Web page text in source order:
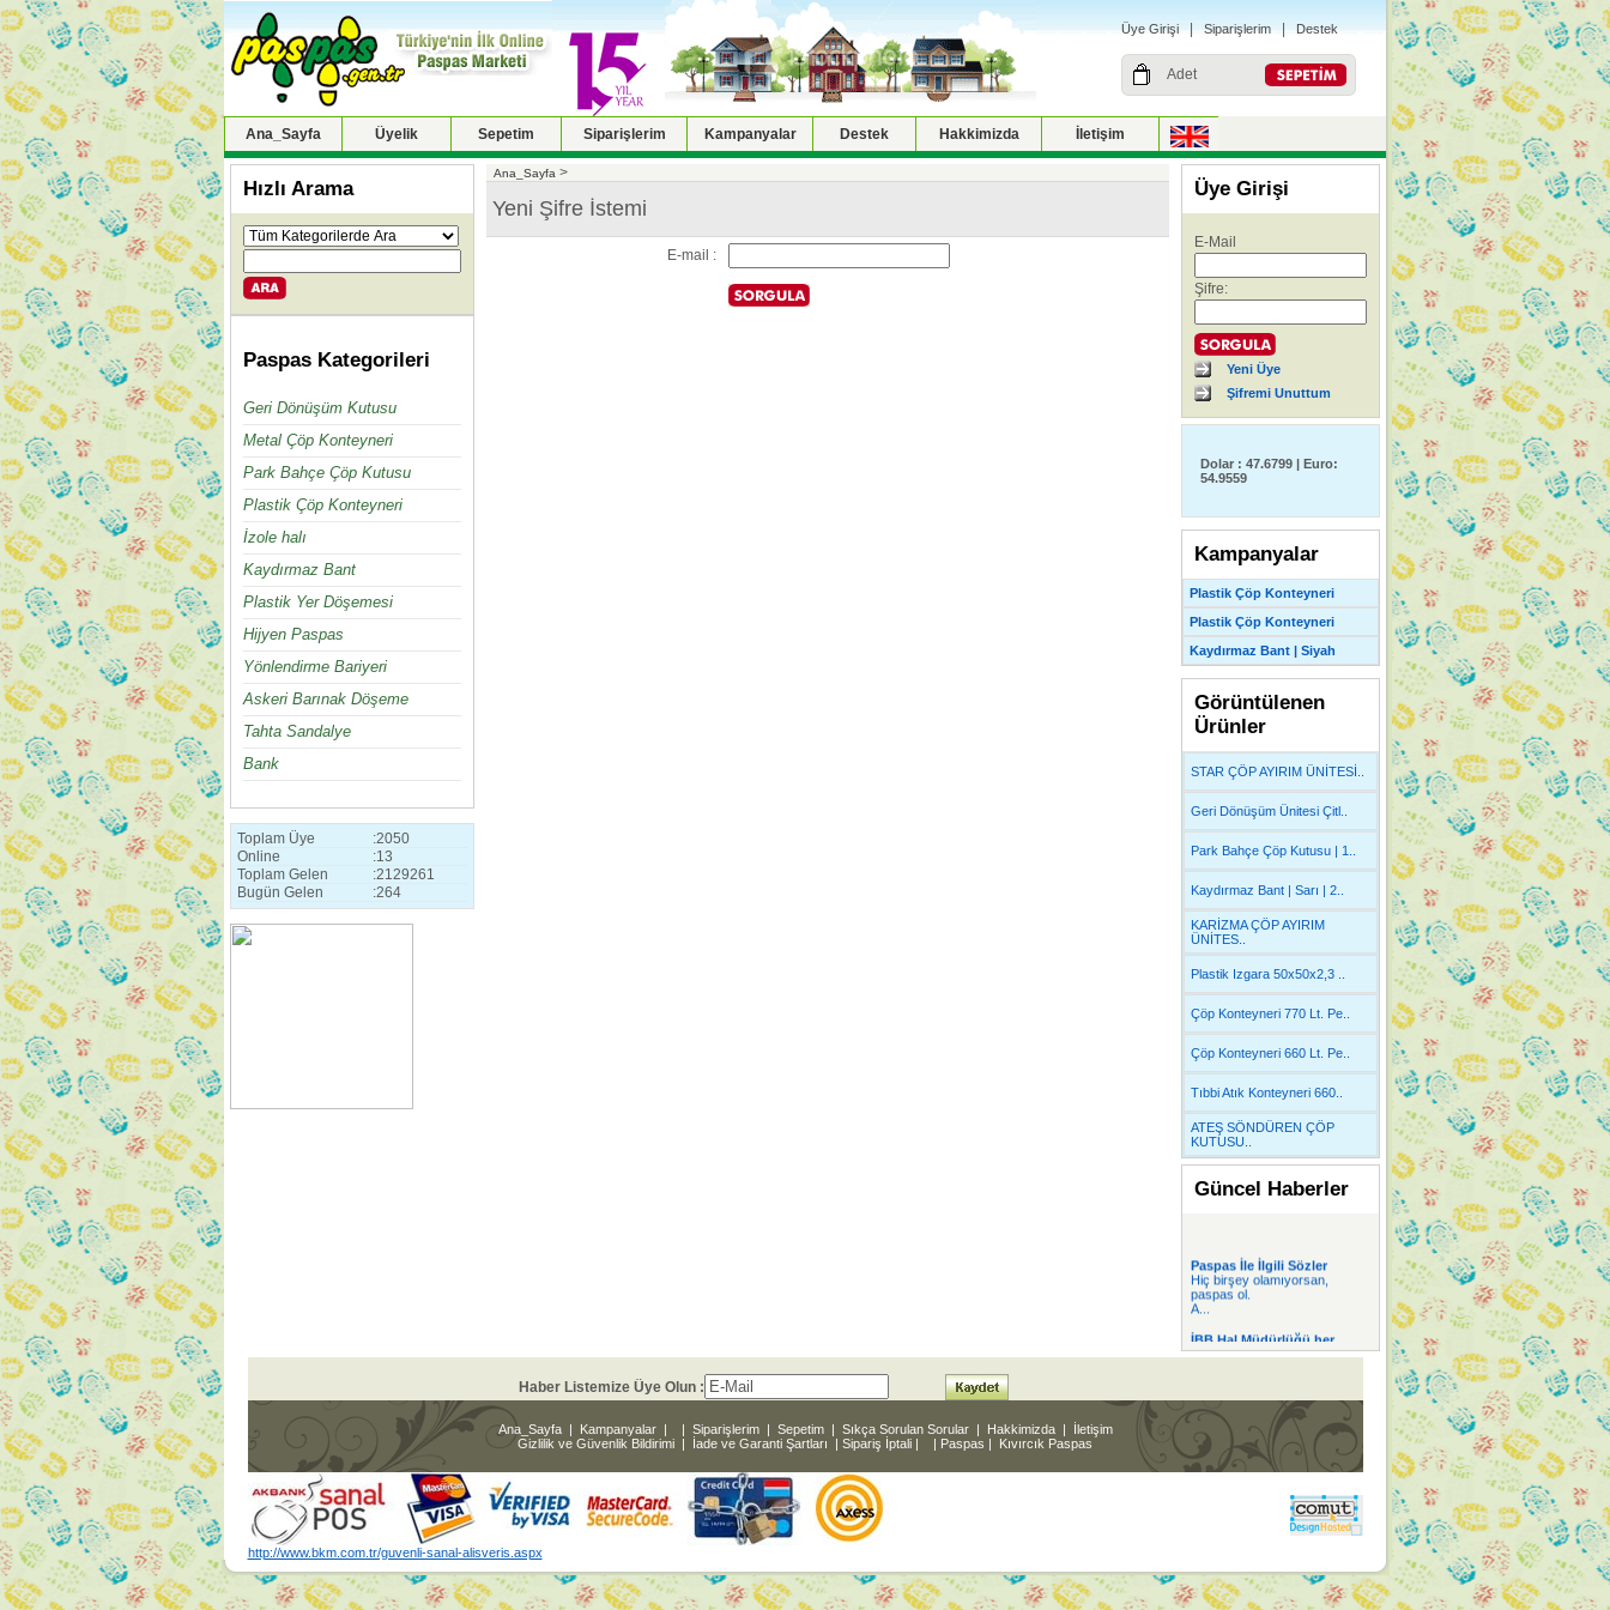
Üye Girişi | Siparişlerim | Destek
Adet
Ana_Sayfa Üyelik Sepetim Siparişlerim Kampanyalar Destek Hakkimizda İletişim
Hızlı Arama
Paspas Kategorileri
Geri Dönüşüm Kutusu
Metal Çöp Konteyneri
Park Bahçe Çöp Kutusu
Plastik Çöp Konteyneri
İzole halı
Kaydırmaz Bant
Plastik Yer Döşemesi
Hijyen Paspas
Yönlendirme Bariyeri
Askeri Barınak Döşeme
Tahta Sandalye
Bank
Toplam Üye :2050
Online
:13
Toplam Gelen
:2129261
Bugün Gelen
:264
Ana_Sayfa >
Yeni Şifre İstemi
E-mail :
Üye Girişi
E-Mail
Şifre:
Yeni Üye
Şifremi Unuttum
Dolar : 47.6799 | Euro:
54.9559
Kampanyalar
Plastik Çöp Konteyneri
Plastik Çöp Konteyneri
Kaydırmaz Bant | Siyah
Görüntülenen
Ürünler
STAR ÇÖP AYIRIM ÜNİTESİ..
Geri Dönüşüm Ünitesi Çitl..
Park Bahçe Çöp Kutusu | 1..
Kaydırmaz Bant | Sarı | 2..
KARİZMA ÇÖP AYIRIM
ÜNİTES..
Plastik Izgara 50x50x2,3 ..
Çöp Konteyneri 770 Lt. Pe..
Çöp Konteyneri 660 Lt. Pe..
Tıbbi Atık Konteyneri 660..
ATEŞ SÖNDÜREN ÇÖP
KUTUSU..
Güncel Haberler
Paspas İle İlgili Sözler
Hiç birşey olamıyorsan,
paspas ol.
A...
İBB Hal Müdürlüğü her
yazıhanede 2 Plast
PVC Yer Döşemesi
PVC Yer Döşeme lerinde
Dekoratif desen v...
Alüminyum Paspas
Paspas imalatı sipar...
Kaydırmaz Bant
Mini Sitelerimiz
Kaydırmaz Bant |
Haber Listemize Üye Olun :
Ana_Sayfa| Kampanyalar| | Siparişlerim| Sepetim| Sıkça Sorulan Sorular| Hakkimizda|
İletişim
Gizlilik ve Güvenlik Bildirimi | İade ve Garanti Şartları | Sipariş İptali | | Paspas | Kıvırcık Paspas
http://www.bkm.com.tr/guvenli-sanal-alisveris.aspx